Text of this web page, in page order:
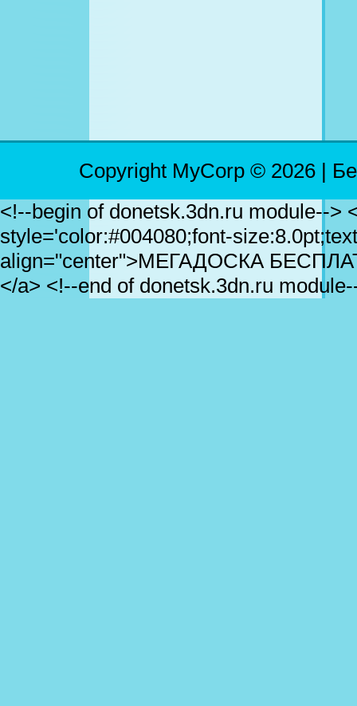
Copyright MyCorp © 2026 |
<!--begin of donetsk.3dn.ru module-->
style='color:#004080;font-
align="center">МЕГАДОСКА
</a> <!--end of donetsk.3dn.ru